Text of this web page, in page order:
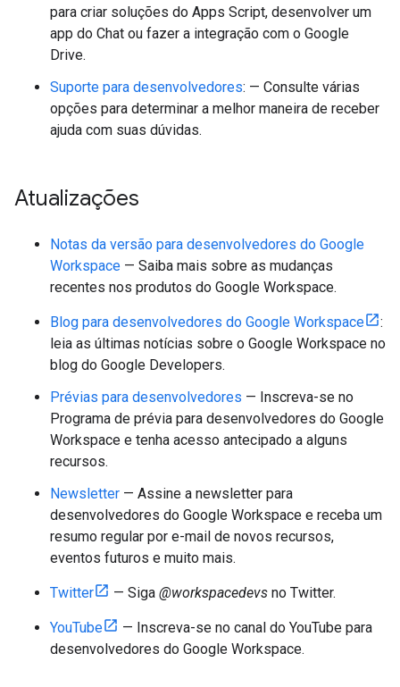
para criar soluções do Apps Script, desenvolver um
app do Chat ou fazer a integração com o Google
Drive.
Suporte para desenvolvedores: — Consulte várias
opções para determinar a melhor maneira de receber
ajuda com suas dúvidas.
Atualizações
Notas da versão para desenvolvedores do Google
Workspace — Saiba mais sobre as mudanças
recentes nos produtos do Google Workspace.
Blog para desenvolvedores do Google Workspace
:
leia as últimas notícias sobre o Google Workspace no
blog do Google Developers.
Prévias para desenvolvedores — Inscreva-se no
Programa de prévia para desenvolvedores do Google
Workspace e tenha acesso antecipado a alguns
recursos.
Newsletter — Assine a newsletter para
desenvolvedores do Google Workspace e receba um
resumo regular por e-mail de novos recursos,
eventos futuros e muito mais.
Twitter — Siga @workspacedevs no Twitter.
YouTube
— Inscreva-se no canal do YouTube para
desenvolvedores do Google Workspace.